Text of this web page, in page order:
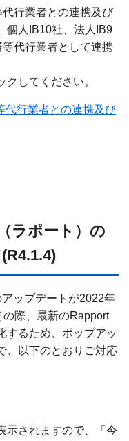
代行業者との連携及び
個人IB10社、法人IB9
代行業者として連携
してください。
代行業者との連携及び
ラポート）の
ップデートが2022年
際、最新のRapport
するため、ポップアッ
、以下のとおりご対応
示されますので、「今